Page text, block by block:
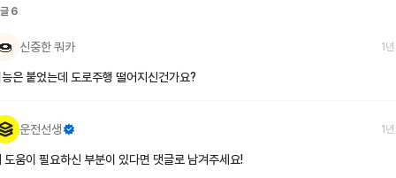
6
신중한 쿼카 1년
은 붙었는데 도로주행 떨어지신건가요?
운전선생 1년
도움이 필요하신 부분이 있다면 댓글로 남겨주세요!